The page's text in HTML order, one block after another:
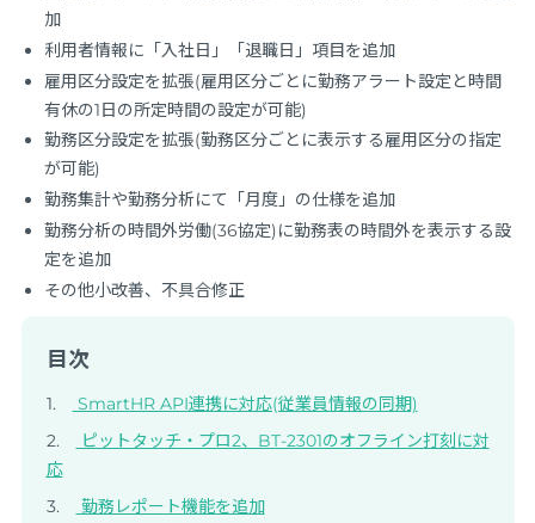
加
利用者情報に「入社日」「退職日」項目を追加
雇用区分設定を拡張(雇用区分ごとに勤務アラート設定と時間
有休の1日の所定時間の設定が可能)
勤務区分設定を拡張(勤務区分ごとに表示する雇用区分の指定
が可能)
勤務集計や勤務分析にて「月度」の仕様を追加
勤務分析の時間外労働(36協定)に勤務表の時間外を表示する設
定を追加
その他小改善、不具合修正
目次
SmartHR API連携に対応(従業員情報の同期)
ピットタッチ・プロ2、BT-2301のオフライン打刻に対
応
勤務レポート機能を追加